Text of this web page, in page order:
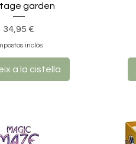
garden
Preu
34,95 €
inclòs
a la cistella